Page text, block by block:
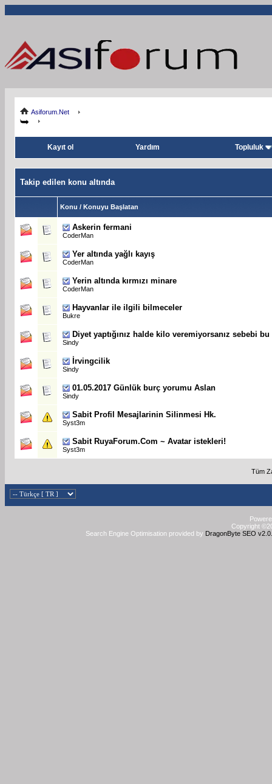
Asiforum.Net
Kayıt ol Yardım Topluluk
Takip edilen konu altında
Konu / Konuyu Başlatan
Askerin fermani
CoderMan
Yer altında yağlı kayış
CoderMan
Yerin altında kırmızı minare
CoderMan
Hayvanlar ile ilgili bilmeceler
Bukre
Diyet yaptığınız halde kilo veremiyorsanız sebebi
Sindy
İrvingcilik
Sindy
01.05.2017 Günlük burç yorumu Aslan
Sindy
Sabit Profil Mesajlarinin Silinmesi Hk.
Syst3m
Sabit RuyaForum.Com ~ Avatar istekleri!
Syst3m
Tüm
Copyright
Search Engine Optimisation provided by DragonByte SEO